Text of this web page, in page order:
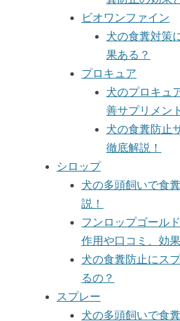
ビオワンファイン
犬の食糞対策
果ある？
プロキュア
犬のプロキュ
善サプリメン
犬の食糞防止
徹底解説！
シロップ
犬の多頭飼いで食
説！
フンロップゴール
作用や口コミ、効
犬の食糞防止にス
るの？
スプレー
犬の多頭飼いで食